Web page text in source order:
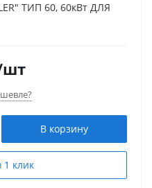
ТИП 60, 60кВт ДЛЯ
В корзину
1 клик